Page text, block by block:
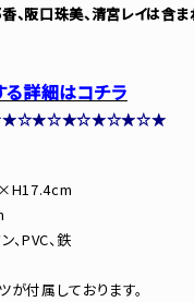
阪口珠美、清宮レイは含ま
詳細はコチラ
、PVC、鉄
付属しております。